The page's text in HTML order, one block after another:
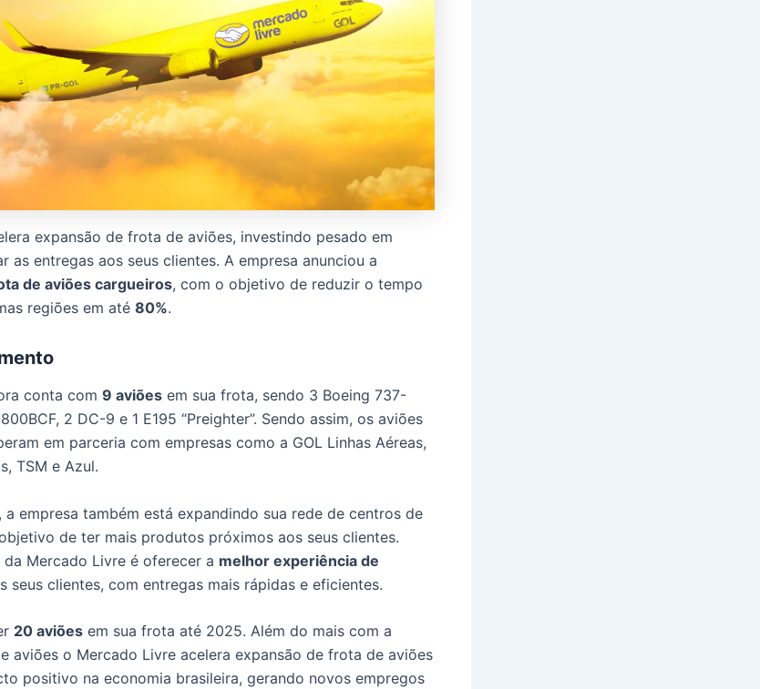
expansão de frota de aviões, investindo pesado em
as entregas aos seus clientes. A empresa anunciou a
de aviões cargueiros, com o objetivo de reduzir o tempo
regiões em até 80%.
conta com 9 aviões em sua frota, sendo 3 Boeing 737-
2 DC-9 e 1 E195 “Preighter”. Sendo assim, os aviões
em parceria com empresas como a GOL Linhas Aéreas,
TSM e Azul.
a empresa também está expandindo sua rede de centros de
de ter mais produtos próximos aos seus clientes.
Mercado Livre é oferecer a melhor experiência de
seus clientes, com entregas mais rápidas e eficientes.
20 aviões em sua frota até 2025. Além do mais com a
aviões o Mercado Livre acelera expansão de frota de aviões
positivo na economia brasileira, gerando novos empregos